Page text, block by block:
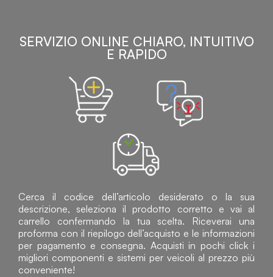
SERVIZIO ONLINE CHIARO, INTUITIVO
E RAPIDO
Cerca il codice dell’articolo desiderato o la sua
descrizione, seleziona il prodotto corretto e vai al
carrello confermando la tua scelta. Riceverai una
proforma con il riepilogo dell’acquisto e le informazioni
per pagamento e consegna. Acquisti in pochi click i
migliori componenti e sistemi per veicoli al prezzo più
conveniente!